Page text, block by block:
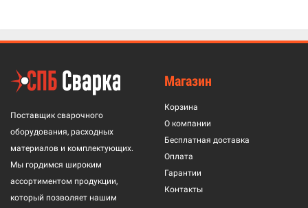
Поставщик сварочного
оборудования, расходных
материалов и комплектующих.
Мы гордимся широким
ассортиментом продукции,
который позволяет нашим
Магазин
Корзина
О компании
Бесплатная доставка
Оплата
Гарантии
Контакты